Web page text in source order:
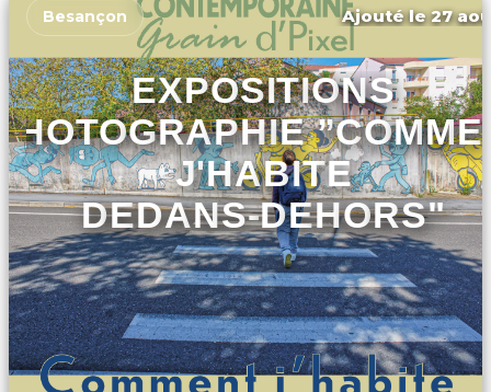
Besançon Ajouté le 27
EXPOSITIONS
J'HABITE
DEDANS-DEHORS"